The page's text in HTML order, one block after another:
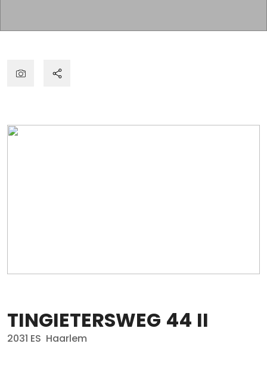
TINGIETERSWEG 44 II
2031 ES Haarlem